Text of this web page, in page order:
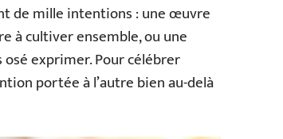
de mille intentions : une œuvre
à cultiver ensemble, ou une
exprimer. Pour célébrer
portée à l’autre bien au-delà